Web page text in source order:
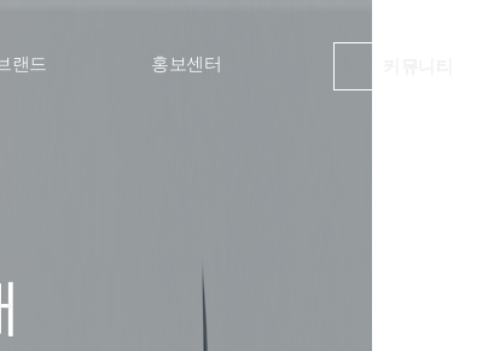
랜드 홍보센터